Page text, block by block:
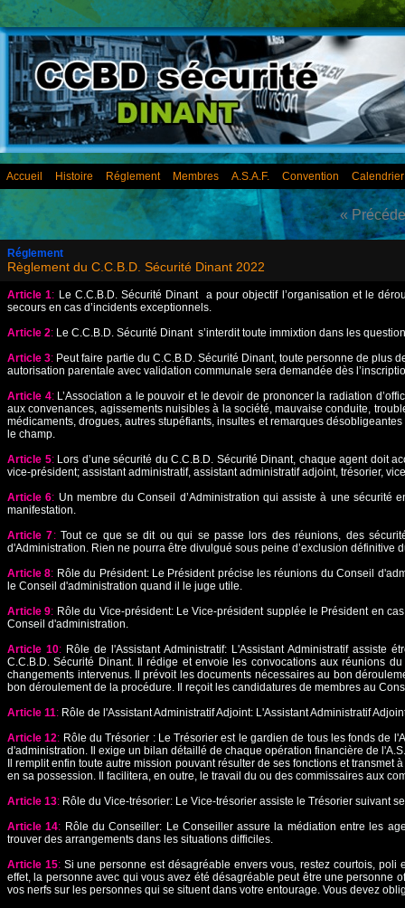
Accueil Histoire Réglement Membres A.S.A.F. Convention
«
Réglement
Règlement du C.C.B.D. Sécurité Dinant 2022
Article 1: Le C.C.B.D. Sécurité Dinant a pour objectif l’organisation et le
secours en cas d’incidents exceptionnels.
Article 2: Le C.C.B.D. Sécurité Dinant s’interdit toute immixtion dans les
Article 3: Peut faire partie du C.C.B.D. Sécurité Dinant, toute personne de plus
autorisation parentale avec validation communale sera demandée dès
Article 4: L’Association a le pouvoir et le devoir de prononcer la radiation
aux convenances, agissements nuisibles à la société, mauvaise conduite,
médicaments, drogues, autres stupéfiants, insultes et remarques
le champ.
Article 5: Lors d’une sécurité du C.C.B.D. Sécurité Dinant, chaque agent doit
vice-président; assistant administratif, assistant administratif adjoint, trésorier,
Article 6: Un membre du Conseil d’Administration qui assiste à une sécurité
manifestation.
Article 7: Tout ce que se dit ou qui se passe lors des réunions, des
d'Administration. Rien ne pourra être divulgué sous peine d’exclusion définitive
Article 8: Rôle du Président: Le Président précise les réunions du Conseil
le Conseil d'administration quand il le juge utile.
Article 9: Rôle du Vice-président: Le Vice-président supplée le Président en
Conseil d'administration.
Article 10: Rôle de l'Assistant Administratif: L'Assistant Administratif
C.C.B.D. Sécurité Dinant. Il rédige et envoie les convocations aux réunions
changements intervenus. Il prévoit les documents nécessaires au bon
bon déroulement de la procédure. Il reçoit les candidatures de membres au
Article 11: Rôle de l'Assistant Administratif Adjoint: L'Assistant Administratif
Article 12: Rôle du Trésorier : Le Trésorier est le gardien de tous les fonds de
d'administration. Il exige un bilan détaillé de chaque opération financière de
Il remplit enfin toute autre mission pouvant résulter de ses fonctions et
en sa possession. Il facilitera, en outre, le travail du ou des commissaires aux
Article 13: Rôle du Vice-trésorier: Le Vice-trésorier assiste le Trésorier suivant
Article 14: Rôle du Conseiller: Le Conseiller assure la médiation entre les
trouver des arrangements dans les situations difficiles.
Article 15: Si une personne est désagréable envers vous, restez courtois,
effet, la personne avec qui vous avez été désagréable peut être une personne
vos nerfs sur les personnes qui se situent dans votre entourage. Vous devez